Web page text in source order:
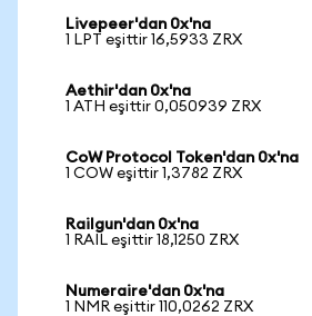
Livepeer'dan 0x'na
1 LPT eşittir 16,5933 ZRX
Aethir'dan 0x'na
1 ATH eşittir 0,050939 ZRX
CoW Protocol Token'dan 0x'na
1 COW eşittir 1,3782 ZRX
Railgun'dan 0x'na
1 RAIL eşittir 18,1250 ZRX
Numeraire'dan 0x'na
1 NMR eşittir 110,0262 ZRX